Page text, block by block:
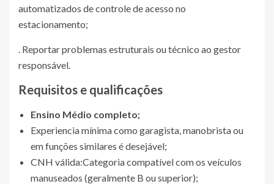
automatizados de controle de acesso no
estacionamento;
. Reportar problemas estruturais ou técnico ao gestor
responsável.
Requisitos e qualificações
Ensino Médio completo;
Experiencia mínima como garagista, manobrista ou
em funções similares é desejável;
CNH válida:Categoria compatível com os veículos
manuseados (geralmente B ou superior);